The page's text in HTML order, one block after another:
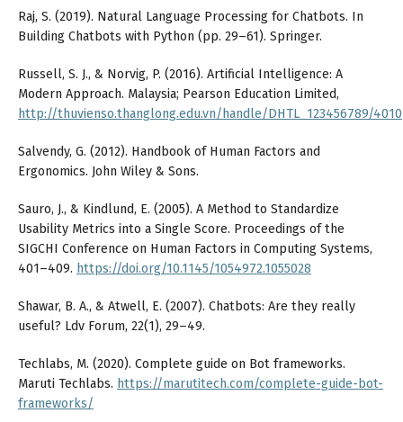
Raj, S. (2019). Natural Language Processing for Chatbots. In
Building Chatbots with Python (pp. 29–61). Springer.
Russell, S. J., & Norvig, P. (2016). Artificial Intelligence: A
Modern Approach. Malaysia; Pearson Education Limited,
http://thuvienso.thanglong.edu.vn/handle/DHTL_123456789/4010
Salvendy, G. (2012). Handbook of Human Factors and
Ergonomics. John Wiley & Sons.
Sauro, J., & Kindlund, E. (2005). A Method to Standardize
Usability Metrics into a Single Score. Proceedings of the
SIGCHI Conference on Human Factors in Computing Systems,
401–409. https://doi.org/10.1145/1054972.1055028
Shawar, B. A., & Atwell, E. (2007). Chatbots: Are they really
useful? Ldv Forum, 22(1), 29–49.
Techlabs, M. (2020). Complete guide on Bot frameworks.
Maruti Techlabs. https://marutitech.com/complete-guide-bot-
frameworks/